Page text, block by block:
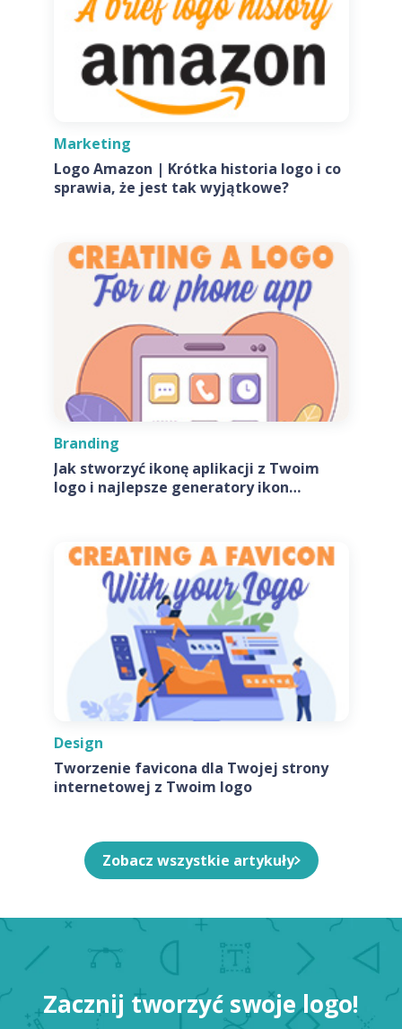
Marketing
Logo Amazon | Krótka historia logo i co
sprawia, że jest tak wyjątkowe?
Branding
Jak stworzyć ikonę aplikacji z Twoim
logo i najlepsze generatory ikon
Design
Tworzenie favicona dla Twojej strony
internetowej z Twoim logo
Zobacz wszystkie artykuły
Zacznij tworzyć swoje logo!